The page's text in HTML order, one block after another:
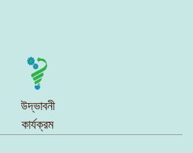
উদ্ভাবনী
কার্যক্রম